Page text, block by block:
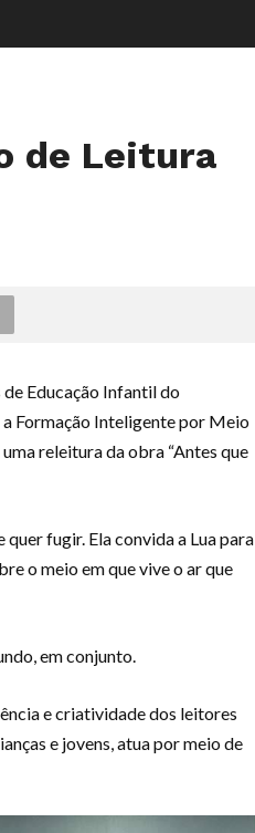
de Leitura
Educação Infantil do
Formação Inteligente por Meio
releitura da obra “Antes que
fugir. Ela convida a Lua para
o meio em que vive o ar que
em conjunto.
e criatividade dos leitores
e jovens, atua por meio de